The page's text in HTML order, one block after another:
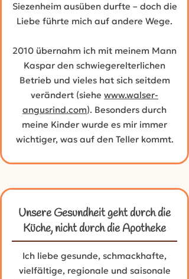
Siezenheim ausüben durfte – doch die
Liebe führte mich auf andere Wege.
2010 übernahm ich mit meinem Mann
Kaspar den schwiegerelterlichen
Betrieb und vieles hat sich seitdem
verändert (siehe www.walser-
angusrind.com). Besonders durch
meine Kinder wurde es mir immer
wichtiger, was auf den Teller kommt.
Unsere Gesundheit geht durch die
Küche, nicht durch die Apotheke
Ich liebe gesunde, schmackhafte,
vielfältige, regionale und saisonale